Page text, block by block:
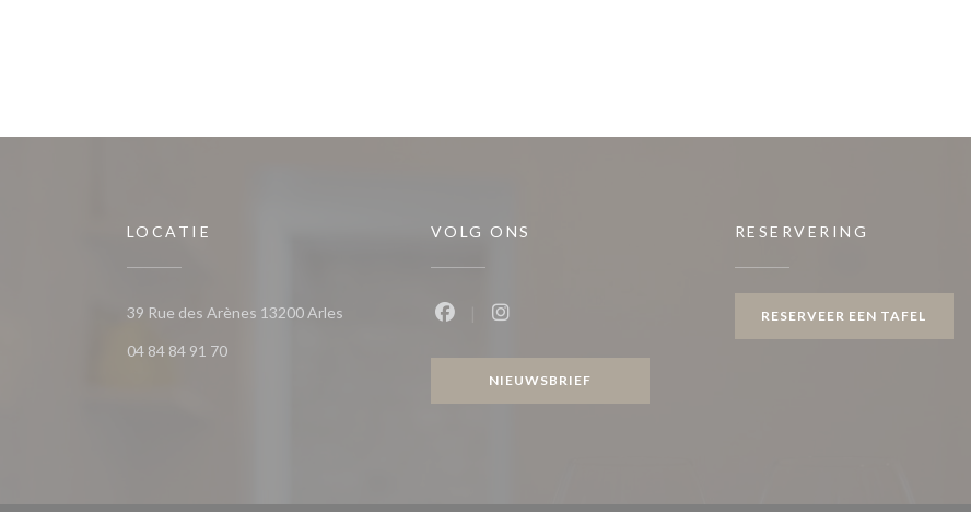
LOCATIE
39 Rue des Arènes 13200 Arles((opent in een nieuw venster))
04 84 84 91 70
VOLG ONS
NIEUWSBRIEF
RESERVERING
RESERVEER EEN TAFEL